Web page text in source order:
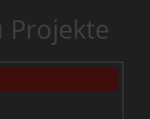
Projekte